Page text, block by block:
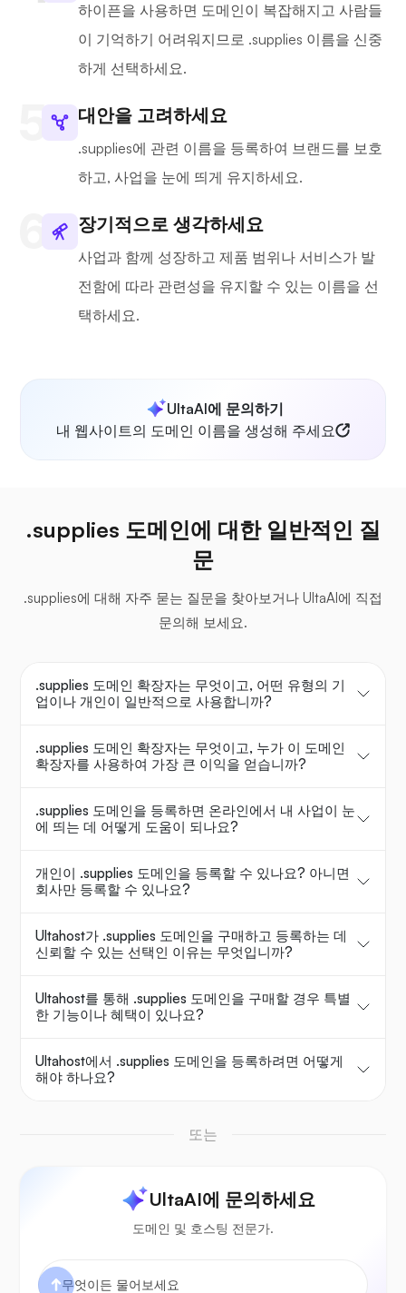
하이픈을 사용하면 도메인이 복잡해지고 사람들
이 기억하기 어려워지므로 .supplies 이름을 신중
하게 선택하세요.
대안을 고려하세요
.supplies에 관련 이름을 등록하여 브랜드를 보호
하고, 사업을 눈에 띄게 유지하세요.
장기적으로 생각하세요
사업과 함께 성장하고 제품 범위나 서비스가 발
전함에 따라 관련성을 유지할 수 있는 이름을 선
택하세요.
UltaAI에 문의하기
내 웹사이트의 도메인 이름을 생성해 주세요
.supplies 도메인에 대한 일반적인 질
문
.supplies에 대해 자주 묻는 질문을 찾아보거나 UltaAI에 직접
문의해 보세요.
.supplies 도메인 확장자는 무엇이고, 어떤 유형의 기
업이나 개인이 일반적으로 사용합니까?
.supplies 도메인 확장자는 무엇이고, 누가 이 도메인
확장자를 사용하여 가장 큰 이익을 얻습니까?
.supplies 도메인을 등록하면 온라인에서 내 사업이 눈
에 띄는 데 어떻게 도움이 되나요?
개인이 .supplies 도메인을 등록할 수 있나요? 아니면
회사만 등록할 수 있나요?
Ultahost가 .supplies 도메인을 구매하고 등록하는 데
신뢰할 수 있는 선택인 이유는 무엇입니까?
Ultahost를 통해 .supplies 도메인을 구매할 경우 특별
한 기능이나 혜택이 있나요?
Ultahost에서 .supplies 도메인을 등록하려면 어떻게
해야 하나요?
또는
UltaAI에 문의하세요
도메인 및 호스팅 전문가.